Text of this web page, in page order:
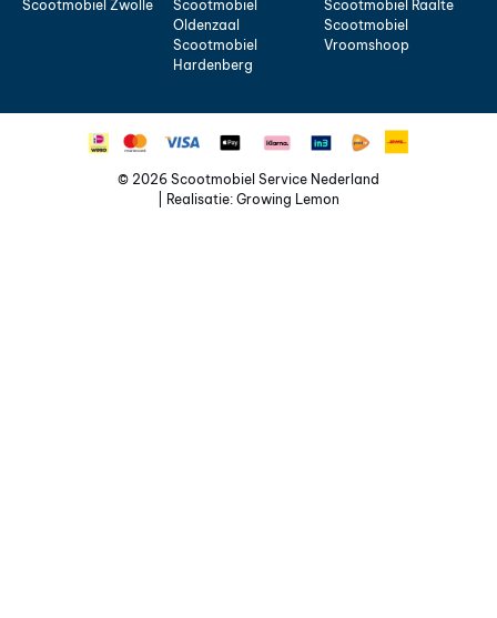
Scootmobiel Zwolle
Scootmobiel
Oldenzaal
Scootmobiel
Hardenberg
Scootmobiel Raalte
Scootmobiel
Vroomshoop
© 2026 Scootmobiel Service Nederland
| Realisatie: Growing Lemon